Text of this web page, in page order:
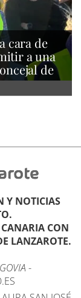
cara de
a una
de
Y NOTICIAS
CON
LANZAROTE.
-